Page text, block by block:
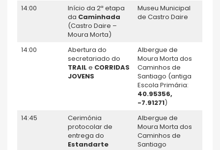
14:00
Início da 2ª etapa
da Caminhada
(Castro Daire –
Moura Morta)
Museu Municipal
de Castro Daire
14:00
Abertura do
secretariado do
TRAIL e CORRIDAS
JOVENS
Albergue de
Moura Morta dos
Caminhos de
Santiago (antiga
Escola Primária:
40.95356,
-7.91271)
14:45
Cerimónia
protocolar de
entrega do
Estandarte
Albergue de
Moura Morta dos
Caminhos de
Santiago